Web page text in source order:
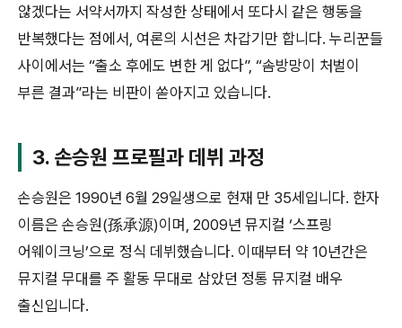
않겠다는 서약서까지 작성한 상태에서 또다시 같은 행동을
반복했다는 점에서, 여론의 시선은 차갑기만 합니다. 누리꾼들
사이에서는 “출소 후에도 변한 게 없다”, “솜방망이 처벌이
부른 결과”라는 비판이 쏟아지고 있습니다.
3. 손승원 프로필과 데뷔 과정
손승원은 1990년 6월 29일생으로 현재 만 35세입니다. 한자
이름은 손승원(孫承源)이며, 2009년 뮤지컬 ‘스프링
어웨이크닝’으로 정식 데뷔했습니다. 이때부터 약 10년간은
뮤지컬 무대를 주 활동 무대로 삼았던 정통 뮤지컬 배우
출신입니다.